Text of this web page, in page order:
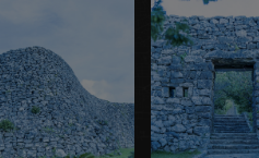
下分け目の戦いで北山は敗者と
山も倒して本島を統一。琉球王
、その後も琉球王国は今帰仁城
した。依然として、今帰仁城は